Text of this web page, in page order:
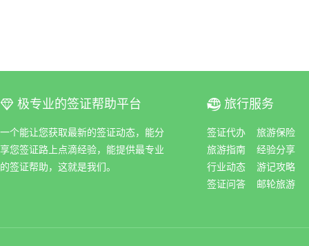
ꀆ 极专业的签证帮助平台
一个能让您获取最新的签证动态，能分
享您签证路上点滴经验，能提供最专业
的签证帮助，这就是我们。
ꀇ 旅行服务
签证代办
旅游保险
旅游指南
经验分享
行业动态
游记攻略
签证问答
邮轮旅游